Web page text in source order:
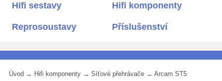
Hifi sestavy Hifi komponenty
Reprosoustavy Příslušenství
Úvod → Hifi komponenty → Síťové přehrávače → Arcam ST5